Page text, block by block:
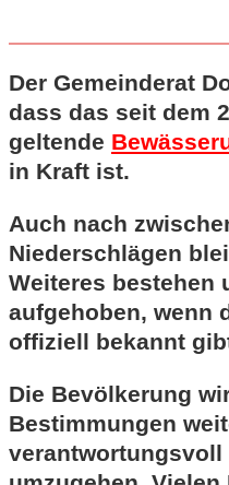
Der Gemeinderat
dass das seit dem
geltende
in Kraft ist.
Auch nach
Niederschlägen
Weiteres bestehen
aufgehoben, wenn
offiziell bekannt
Die Bevölkerung
Bestimmungen
verantwortungsvoll